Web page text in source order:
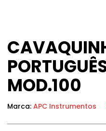
MOD.100
Marca: APC Instrumentos